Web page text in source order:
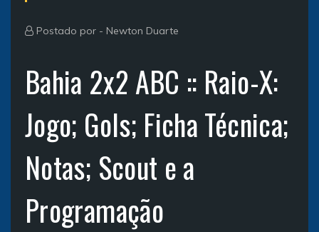
Postado por - Newton Duarte
Bahia 2x2 ABC :: Raio-X:
Jogo; Gols; Ficha Técnica;
Notas; Scout e a
Programação